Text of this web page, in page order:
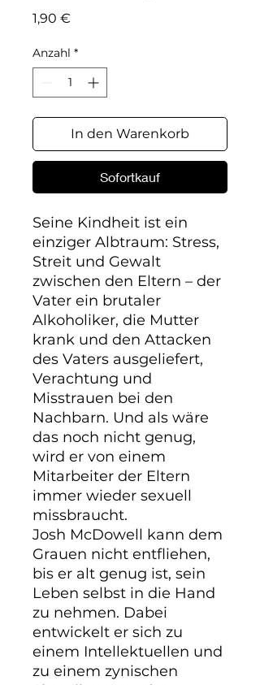
1,90 €
Anzahl *
In den Warenkorb
Sofortkauf
Seine Kindheit ist ein
einziger Albtraum: Stress,
Streit und Gewalt
zwischen den Eltern – der
Vater ein brutaler
Alkoholiker, die Mutter
krank und den Attacken
des Vaters ausgeliefert,
Verachtung und
Misstrauen bei den
Nachbarn. Und als wäre
das noch nicht genug,
wird er von einem
Mitarbeiter der Eltern
immer wieder sexuell
missbraucht.
Josh McDowell kann dem
Grauen nicht entfliehen,
bis er alt genug ist, sein
Leben selbst in die Hand
zu nehmen. Dabei
entwickelt er sich zu
einem Intellektuellen und
zu einem zynischen